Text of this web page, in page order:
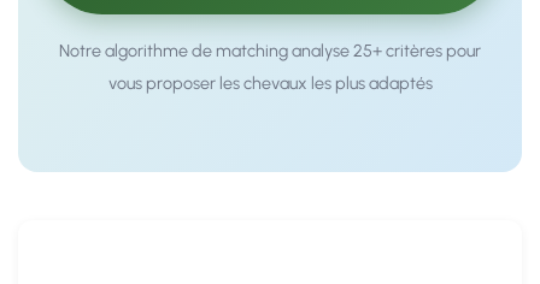
Notre algorithme de matching analyse 25+ critères pour
vous proposer les chevaux les plus adaptés